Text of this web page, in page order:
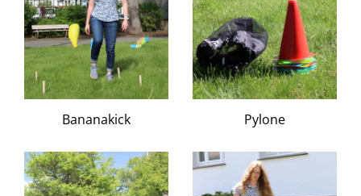
Bananakick Pylone